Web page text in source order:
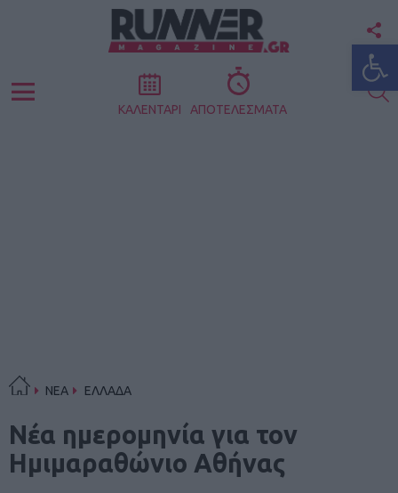
Menu ΚΑΛΕΝΤΑΡΙ ΑΠΟΤΕΛΕΣΜΑΤΑ
ΝΕΑ ΕΛΛΑΔΑ
Νέα ημερομηνία για τον
Ημιμαραθώνιο Αθήνας